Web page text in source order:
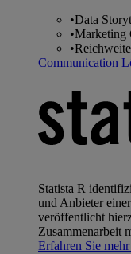
•Data
•Marketing
•
Communication
Statista R
und Anbieter
veröffentlicht
Zusammenarbeit
Erfahren Sie